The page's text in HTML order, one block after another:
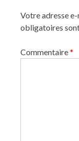
a
r
i
Votre adresse
obligatoires
Commentaire*